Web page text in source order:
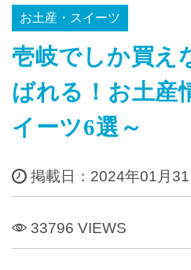
お土産・スイーツ
壱岐でしか買え
ばれる！お土産
イーツ6選～
掲載日：2024年01月31
33796 VIEWS